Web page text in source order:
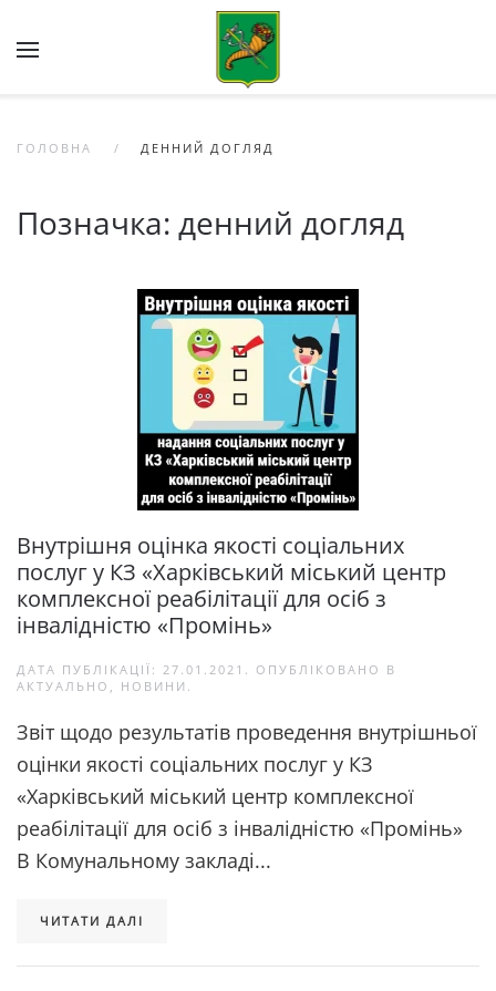
Skip to main content
ГОЛОВНА ДЕННИЙ ДОГЛЯД
Позначка: денний догляд
Внутрішня оцінка якості соціальних
послуг у КЗ «Харківський міський центр
комплексної реабілітації для осіб з
інвалідністю «Промінь»
ДАТА ПУБЛІКАЦІЇ: 27.01.2021 . ОПУБЛІКОВАНО В
АКТУАЛЬНО , НОВИНИ .
Звіт щодо результатів проведення внутрішньої
оцінки якості соціальних послуг у КЗ
«Харківський міський центр комплексної
реабілітації для осіб з інвалідністю «Промінь»
В Комунальному закладі...
ЧИТАТИ ДАЛІ